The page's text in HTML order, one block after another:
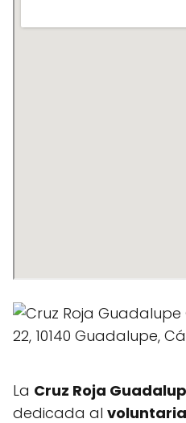
La Cruz Roja
dedicada al